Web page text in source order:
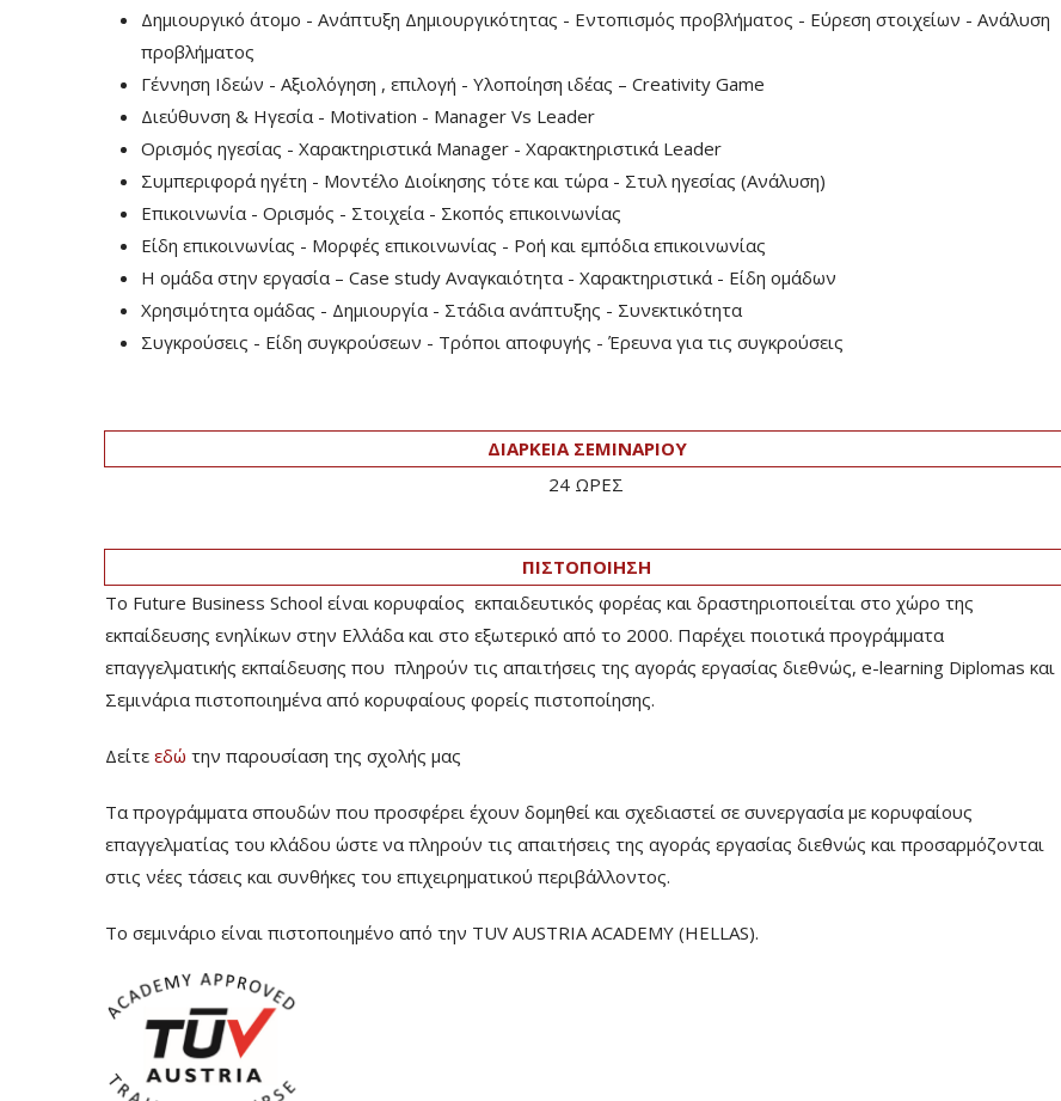
Δημιουργικό άτομο - Ανάπτυξη Δημιουργικότητας - Εντοπισμός προβλήματος - Εύρεση στοιχείων - Ανάλυση
προβλήματος
Γέννηση Ιδεών - Αξιολόγηση , επιλογή - Υλοποίηση ιδέας – Creativity Game
Διεύθυνση & Ηγεσία - Motivation - Manager Vs Leader
Ορισμός ηγεσίας - Χαρακτηριστικά Manager - Χαρακτηριστικά Leader
Συμπεριφορά ηγέτη - Μοντέλο Διοίκησης τότε και τώρα - Στυλ ηγεσίας (Ανάλυση)
Επικοινωνία - Ορισμός - Στοιχεία - Σκοπός επικοινωνίας
Είδη επικοινωνίας - Μορφές επικοινωνίας - Ροή και εμπόδια επικοινωνίας
Η ομάδα στην εργασία – Case study Αναγκαιότητα - Χαρακτηριστικά - Είδη ομάδων
Χρησιμότητα ομάδας - Δημιουργία - Στάδια ανάπτυξης - Συνεκτικότητα
Συγκρούσεις - Είδη συγκρούσεων - Τρόποι αποφυγής - Έρευνα για τις συγκρούσεις
ΔΙΑΡΚΕΙΑ ΣΕΜΙΝΑΡΙΟΥ
24 ΩΡΕΣ
ΠΙΣΤΟΠΟΙΗΣΗ
Το Future Business School είναι κορυφαίος εκπαιδευτικός φορέας και δραστηριοποιείται στο χώρο της
εκπαίδευσης ενηλίκων στην Ελλάδα και στο εξωτερικό από το 2000. Παρέχει ποιοτικά προγράμματα
επαγγελματικής εκπαίδευσης που πληρούν τις απαιτήσεις της αγοράς εργασίας διεθνώς, e-learning Diplomas και
Σεμινάρια πιστοποιημένα από κορυφαίους φορείς πιστοποίησης.
Δείτε εδώ την παρουσίαση της σχολής μας
Τα προγράμματα σπουδών που προσφέρει έχουν δομηθεί και σχεδιαστεί σε συνεργασία με κορυφαίους
επαγγελματίας του κλάδου ώστε να πληρούν τις απαιτήσεις της αγοράς εργασίας διεθνώς και προσαρμόζονται
στις νέες τάσεις και συνθήκες του επιχειρηματικού περιβάλλοντος.
Το σεμινάριο είναι πιστοποιημένο από την TUV AUSTRIA ACADEMY (HELLAS).